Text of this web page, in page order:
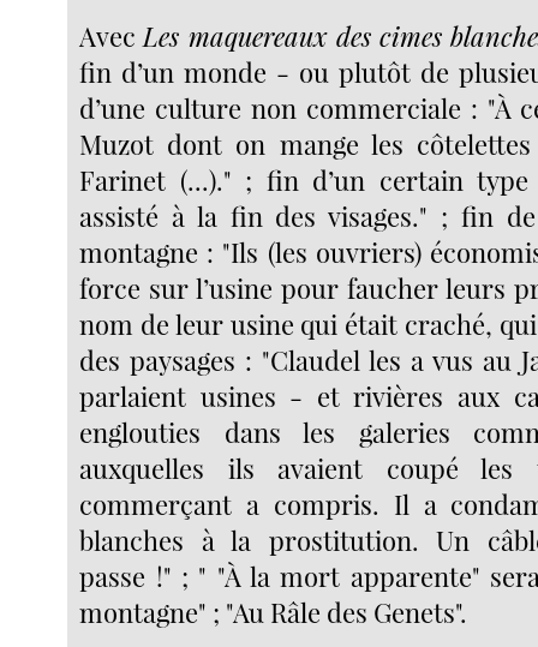
Avec Les maquereaux des cimes
fin d’un monde - ou plutôt de
d’une culture non commerciale : "À
Muzot dont on mange les
Farinet (...)." ; fin d’un certain type
assisté à la fin des visages." ; fin
montagne : "Ils (les ouvriers)
force sur l’usine pour faucher leurs
nom de leur usine qui était craché,
des paysages : "Claudel les a vus au
parlaient usines - et rivières aux
englouties dans les galeries
auxquelles ils avaient coupé les
commerçant a compris. Il a
blanches à la prostitution. Un
passe !" ; " "À la mort apparente"
montagne" ; "Au Râle des Genets".